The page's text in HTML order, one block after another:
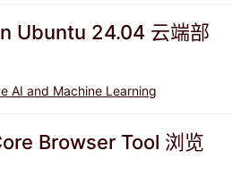
Ubuntu 24.04 云端部
AI and Machine Learning
Browser Tool 浏览